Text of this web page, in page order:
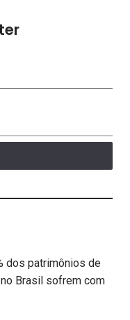
dos patrimônios de
Brasil sofrem com